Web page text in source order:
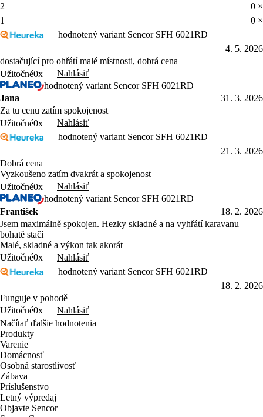
2
0 ×
1
0 ×
hodnotený variant Sencor SFH 6021RD
4. 5. 2026
dostačující pro ohřátí malé místnosti, dobrá cena
Užitočné0x
Nahlásiť
hodnotený variant Sencor SFH 6021RD
Jana
31. 3. 2026
Za tu cenu zatím spokojenost
Užitočné0x
Nahlásiť
hodnotený variant Sencor SFH 6021RD
21. 3. 2026
Dobrá cena
Vyzkoušeno zatím dvakrát a spokojenost
Užitočné0x
Nahlásiť
hodnotený variant Sencor SFH 6021RD
František
18. 2. 2026
Jsem maximálně spokojen. Hezky skladné a na vyhřátí karavanu
bohatě stačí ​​
Malé, skladné a výkon tak akorát
Užitočné0x
Nahlásiť
hodnotený variant Sencor SFH 6021RD
18. 2. 2026
Funguje v pohodě
Užitočné0x
Nahlásiť
Načítať ďalšie hodnotenia
Produkty
Varenie
Domácnosť
Osobná starostlivosť
Zábava
Príslušenstvo
Letný výpredaj
Objavte Sencor